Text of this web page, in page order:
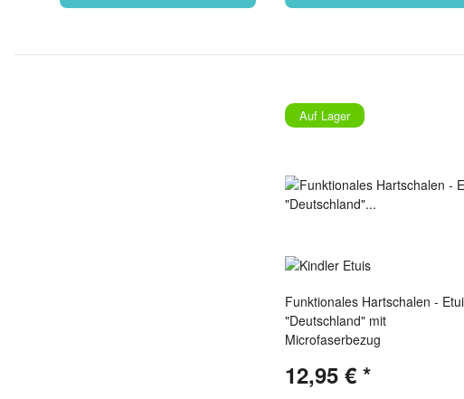
Auf Lager
Funktionales Hartschalen - Etui
"Deutschland" mit
Microfaserbezug
12,95 € *